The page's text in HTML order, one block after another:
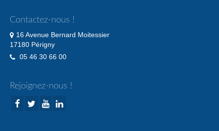
Contactez-nous !
16 Avenue Bernard Moitessier
17180 Périgny
05 46 30 66 00
Rejoignez-nous !